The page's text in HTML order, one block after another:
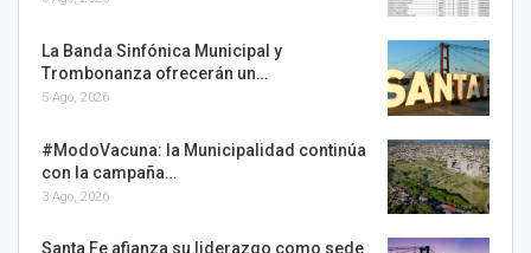
La Banda Sinfónica Municipal y
Trombonanza ofrecerán un…
5 Ago, 2026
#ModoVacuna: la Municipalidad continúa
con la campaña…
3 Ago, 2026
Santa Fe afianza su liderazgo como sede